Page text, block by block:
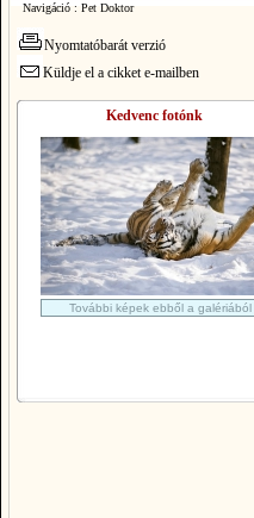
Navigáció : Pet Doktor
Nyomtatóbarát verzió
Küldje el a cikket e-mailben
Kedvenc fotónk
További képek ebből a galériából